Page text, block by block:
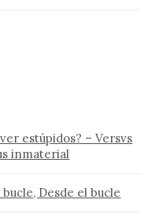
estúpidos? – Versvs
inmaterial
Desde el bucle